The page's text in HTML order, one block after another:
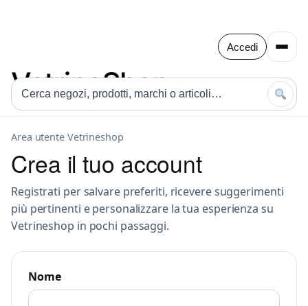
Accedi
Area utente Vetrineshop
Crea il tuo account
Registrati per salvare preferiti, ricevere suggerimenti
più pertinenti e personalizzare la tua esperienza su
Vetrineshop in pochi passaggi.
Nome